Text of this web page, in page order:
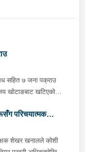
सहित ७ जना पक्राउ
रोकिराखेको
चालक बस्ने भाग र
राखेको अवस्थामा
छ । त्यसैगरी
परिचयात्मक
शेखर खनालले कोशी